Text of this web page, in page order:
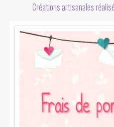
Créations artisanales